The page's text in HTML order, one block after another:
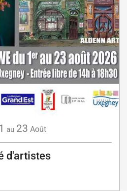
au 23 Août
d'artistes